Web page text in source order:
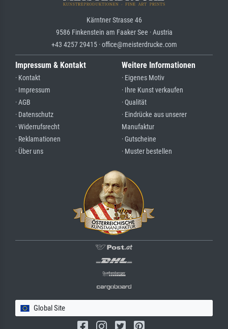
Kärntner Strasse 46
9586 Finkenstein am Faaker See · Austria
+43 4257 29415 · office@meisterdrucke.com
Impressum & Kontakt
· Kontakt
· Impressum
· AGB
· Datenschutz
· Widerrufsrecht
· Reklamationen
· Über uns
Weitere Informationen
· Eigenes Motiv
· Ihre Kunst verkaufen
· Qualität
· Eindrücke aus unserer
Manufaktur
· Gutscheine
· Muster bestellen
Global Site